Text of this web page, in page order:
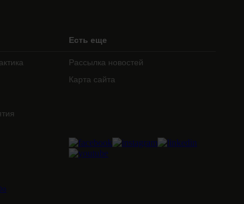
Есть еще
Рассылка новостей
Карта сайта